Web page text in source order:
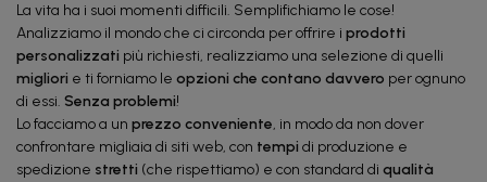
La vita ha i suoi momenti difficili. Semplifichiamo le cose!
Analizziamo il mondo che ci circonda per offrire i prodotti
personalizzati più richiesti, realizziamo una selezione di quelli
migliori e ti forniamo le opzioni che contano davvero per ognuno
di essi. Senza problemi!
Lo facciamo a un prezzo conveniente, in modo da non dover
confrontare migliaia di siti web, con tempi di produzione e
spedizione stretti (che rispettiamo) e con standard di qualità